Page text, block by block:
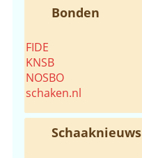
Bonden
FIDE
KNSB
NOSBO
schaken.nl
Schaaknieuws